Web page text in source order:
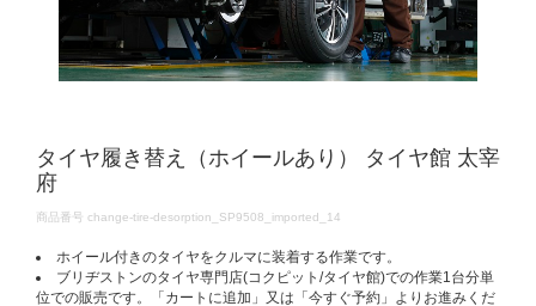
タイヤ履き替え（ホイールあり） タイヤ館 太宰
府
DETAILS
商品番号 change-tire-desorption_SP9508_imported_14
ホイール付きのタイヤをクルマに装着する作業です。
ブリヂストンのタイヤ専門店(コクピット/タイヤ館)での作業1台分単
位での販売です。「カートに追加」又は「今すぐ予約」よりお進みくだ